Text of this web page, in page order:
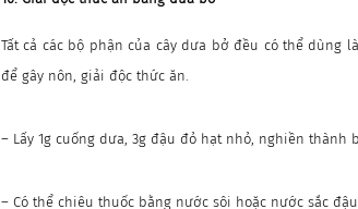
Tất cả các bộ phận của cây dưa bở đều có thể
để gây nôn, giải độc thức ăn.
– Lấy 1g cuống dưa, 3g đậu đỏ hạt nhỏ, nghiền thành
– Có thể chiêu thuốc bằng nước sôi hoặc nước sắc